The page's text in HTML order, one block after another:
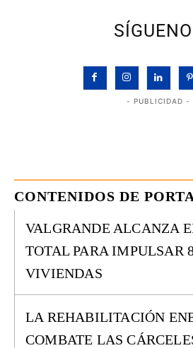
- PUBLICIDAD -
CONTENIDOS DE
VALGRANDE ALCANZA
TOTAL PARA IMPULSAR
VIVIENDAS
LA REHABILITACIÓN
COMBATE LAS